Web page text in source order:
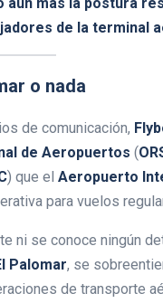
de la terminal
o nada
de comunicación,
de Aeropuertos (
) que el Aeropuerto
para vuelos
ni se conoce ningún
Palomar, se
de transporte